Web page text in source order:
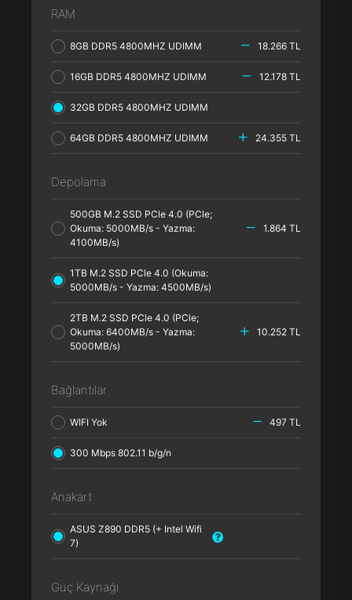
RAM
8GB DDR5 4800MHZ UDIMM 18.266 TL
16GB DDR5 4800MHZ UDIMM 12.178 TL
32GB DDR5 4800MHZ UDIMM
64GB DDR5 4800MHZ UDIMM 24.355 TL
Depolama
500GB M.2 SSD PCle 4.0 (PCle;
Okuma: 5000MB/s - Yazma:
4100MB/s)
1.864 TL
1TB M.2 SSD PCle 4.0 (Okuma:
5000MB/s - Yazma: 4500MB/s)
2TB M.2 SSD PCle 4.0 (PCle;
Okuma: 6400MB/s - Yazma:
5000MB/s)
10.252 TL
Bağlantılar
WIFI Yok 497 TL
300 Mbps 802.11 b/g/n
Anakart
ASUS Z890 DDR5 (+ Intel Wifi
7)
Güç Kaynağı